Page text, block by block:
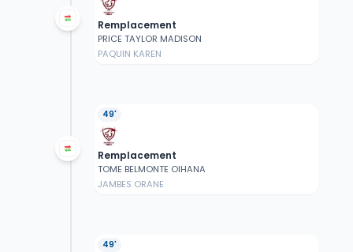
Remplacement
PRICE TAYLOR MADISON
PAQUIN KAREN
49'
Remplacement
TOME BELMONTE OIHANA
JAMBES ORANE
49'